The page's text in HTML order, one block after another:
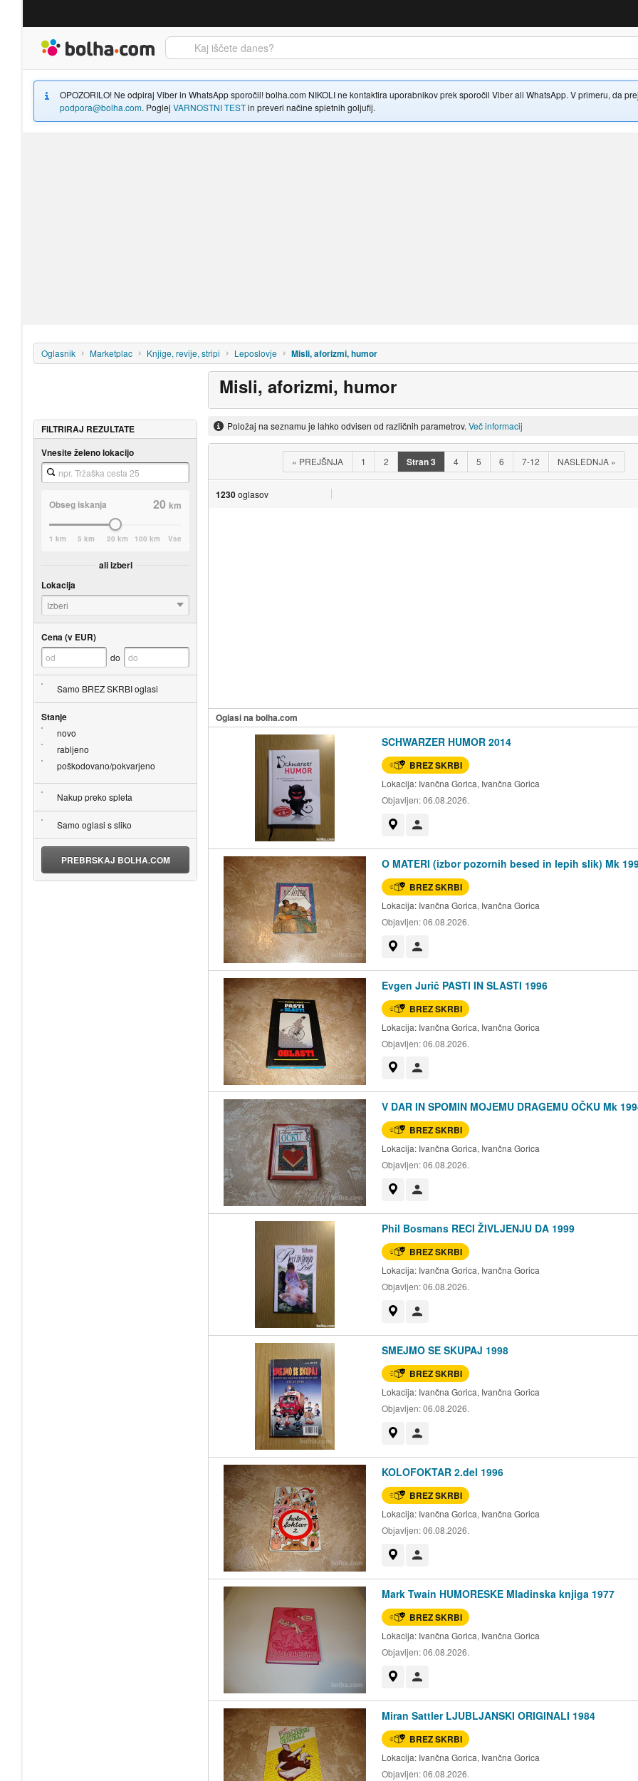
OPOZORILO! Ne odpiraj Viber in WhatsApp sporočil! bolha.com NIKOLI ne kontaktira uporabnikov prek sporočil Viber ali WhatsApp. V primeru, da
podpora@bolha.com. Poglej VARNOSTNI TESTin preveri načine spletnih goljufij.
Oglasnik Marketplac Knjige, revije, stripi Leposlovje Misli, aforizmi, humor
Misli, aforizmi, humor
Položaj na seznamu je lahko odvisen od različnih parametrov. Več informacij
« PREJŠNJA 1 2 Stran3 4 5 6 7-12 NASLEDNJA »
1230oglasov
Oglasi na bolha.com
SCHWARZER HUMOR 2014
BREZ SKRBI
Lokacija: Ivančna Gorica, Ivančna Gorica
Objavljen:06.08.2026.
O MATERI (izbor pozornih besed in lepih slik) Mk
BREZ SKRBI
Lokacija: Ivančna Gorica, Ivančna Gorica
Objavljen:06.08.2026.
Evgen Jurič PASTI IN SLASTI 1996
BREZ SKRBI
Lokacija: Ivančna Gorica, Ivančna Gorica
Objavljen:06.08.2026.
V DAR IN SPOMIN MOJEMU DRAGEMU OČKU Mk
BREZ SKRBI
Lokacija: Ivančna Gorica, Ivančna Gorica
Objavljen:06.08.2026.
Phil Bosmans RECI ŽIVLJENJU DA 1999
BREZ SKRBI
Lokacija: Ivančna Gorica, Ivančna Gorica
Objavljen:06.08.2026.
SMEJMO SE SKUPAJ 1998
BREZ SKRBI
Lokacija: Ivančna Gorica, Ivančna Gorica
Objavljen:06.08.2026.
KOLOFOKTAR 2.del 1996
BREZ SKRBI
Lokacija: Ivančna Gorica, Ivančna Gorica
Objavljen:06.08.2026.
Mark Twain HUMORESKE Mladinska knjiga 1977
BREZ SKRBI
Lokacija: Ivančna Gorica, Ivančna Gorica
Objavljen:06.08.2026.
Miran Sattler LJUBLJANSKI ORIGINALI 1984
BREZ SKRBI
Lokacija: Ivančna Gorica, Ivančna Gorica
Objavljen:06.08.2026.
FILTRIRAJ REZULTATE
Vnesite želeno lokacijo
Obseg iskanja 20km
1 km 5 km 20 km 100 km Vse
ali izberi
Lokacija
Izberi
Cena (v EUR)
do
Samo BREZ SKRBI oglasi
Stanje
novo
rabljeno
poškodovano/pokvarjeno
Nakup preko spleta
Samo oglasi s sliko
PREBRSKAJ BOLHA.COM